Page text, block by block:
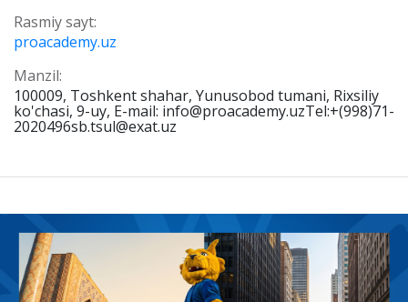
Rasmiy sayt:
proacademy.uz
Manzil:
100009, Toshkent shahar, Yunusobod tumani, Rixsiliy
ko'chasi, 9-uy, E-mail: info@proacademy.uzTel:+(998)71-
2020496sb.tsul@exat.uz